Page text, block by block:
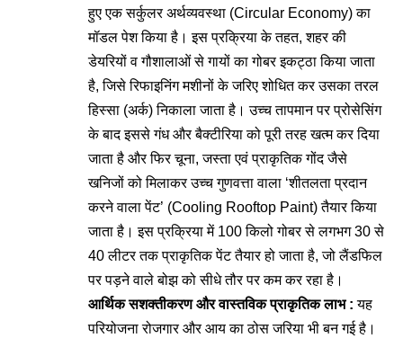
हुए एक सर्कुलर अर्थव्यवस्था (Circular Economy) का
मॉडल पेश किया है। इस प्रक्रिया के तहत, शहर की
डेयरियों व गौशालाओं से गायों का गोबर इकट्ठा किया जाता
है, जिसे रिफाइनिंग मशीनों के जरिए शोधित कर उसका तरल
हिस्सा (अर्क) निकाला जाता है। उच्च तापमान पर प्रोसेसिंग
के बाद इससे गंध और बैक्टीरिया को पूरी तरह खत्म कर दिया
जाता है और फिर चूना, जस्ता एवं प्राकृतिक गोंद जैसे
खनिजों को मिलाकर उच्च गुणवत्ता वाला ‘शीतलता प्रदान
करने वाला पेंट’ (Cooling Rooftop Paint) तैयार किया
जाता है। इस प्रक्रिया में 100 किलो गोबर से लगभग 30 से
40 लीटर तक प्राकृतिक पेंट तैयार हो जाता है, जो लैंडफिल
पर पड़ने वाले बोझ को सीधे तौर पर कम कर रहा है।
आर्थिक सशक्तीकरण और वास्तविक प्राकृतिक लाभ : यह
परियोजना रोजगार और आय का ठोस जरिया भी बन गई है।